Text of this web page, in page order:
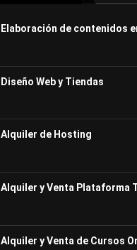
Elaboración de contenidos
Diseño Web y Tiendas
Alquiler de Hosting
Alquiler y Venta Plataforma
Alquiler y Venta de Cursos